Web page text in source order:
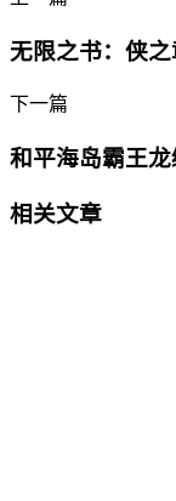
无限之书：侠
下一篇
和平海岛霸王
相关文章